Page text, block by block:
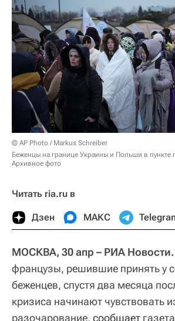
© AP Photo / Markus Schreiber
Беженцы на границе Украины и Польши в пункте
Архивное фото
Читать ria.ru в
Дзен МАКС
МОСКВА, 30 апр – РИА Новости.
французы, решившие принять у
беженцев, спустя два месяца
кризиса начинают чувствовать
разочарование, сообщает